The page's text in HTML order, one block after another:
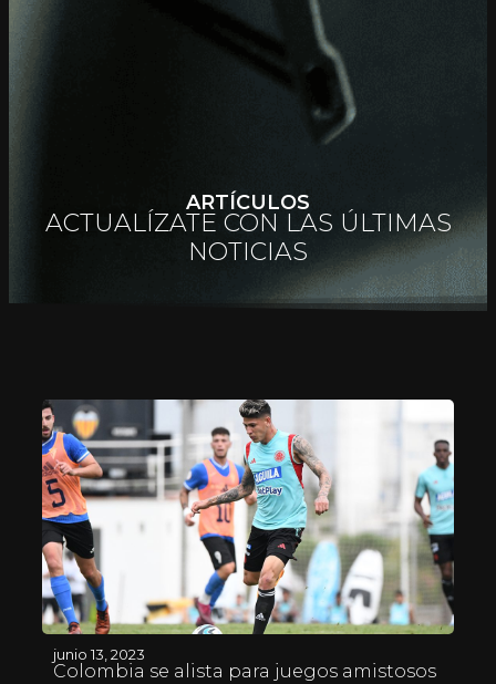
ARTÍCULOS
ACTUALÍZATE CON LAS ÚLTIMAS
NOTICIAS
junio 13, 2023
Colombia se alista para juegos amistosos